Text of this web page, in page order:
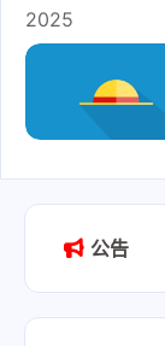
2025
公告